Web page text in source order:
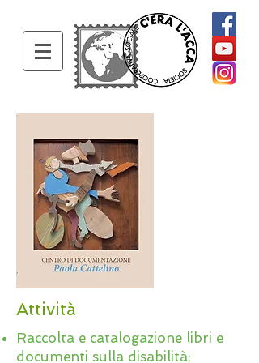
Attività
Raccolta e catalogazione libri e
documenti sulla disabilità;